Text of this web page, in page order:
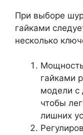
При выборе
гайками
несколько
гайками
модели с
чтобы
лишних